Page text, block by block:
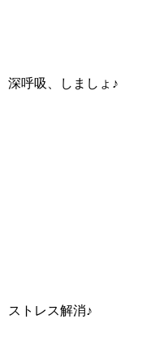
深呼吸、しましょ♪
ストレス解消♪